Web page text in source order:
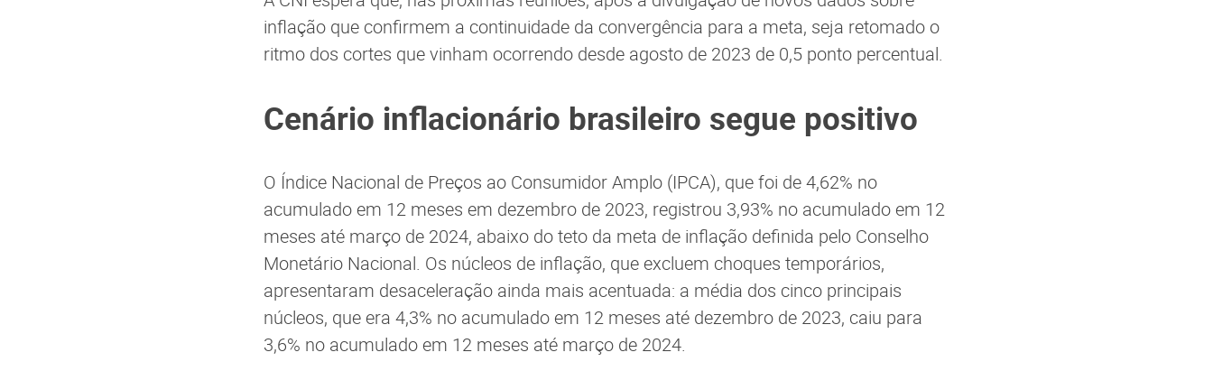
inflação que confirmem a continuidade da convergência para a meta, seja retomado o
ritmo dos cortes que vinham ocorrendo desde agosto de 2023 de 0,5 ponto percentual.
Cenário inflacionário brasileiro segue positivo
O Índice Nacional de Preços ao Consumidor Amplo (IPCA), que foi de 4,62% no
acumulado em 12 meses em dezembro de 2023, registrou 3,93% no acumulado em 12
meses até março de 2024, abaixo do teto da meta de inflação definida pelo Conselho
Monetário Nacional. Os núcleos de inflação, que excluem choques temporários,
apresentaram desaceleração ainda mais acentuada: a média dos cinco principais
núcleos, que era 4,3% no acumulado em 12 meses até dezembro de 2023, caiu para
3,6% no acumulado em 12 meses até março de 2024.